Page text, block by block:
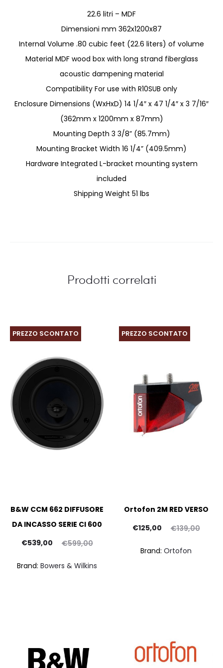
22.6 litri – MDF
Dimensioni mm 362x1200x87
Internal Volume .80 cubic feet (22.6 liters) of volume
Material MDF wood box with long strand fiberglass
acoustic dampening material
Compatibility For use with R10SUB only
Enclosure Dimensions (WxHxD) 14 1/4″ x 47 1/4″ x 3 7/16″
(362mm x 1200mm x 87mm)
Mounting Depth 3 3/8” (85.7mm)
Mounting Bracket Width 16 1/4” (409.5mm)
Hardware Integrated L-bracket mounting system
included
Shipping Weight 51 lbs
Prodotti correlati
PREZZO SCONTATO
B&W CCM 662 DIFFUSORE
DA INCASSO SERIE CI 600
€599,00
Il
€539,00
Brand: Bowers & Wilkins
PREZZO SCONTATO
Ortofon 2M RED VERSO
€139,00
Il
€125,00
Brand: Ortofon